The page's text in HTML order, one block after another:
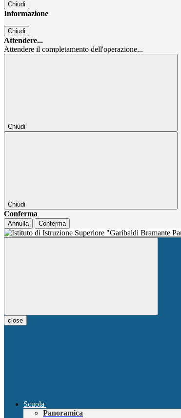
Chiudi
Informazione
Chiudi
Attendere...
Attendere il completamento dell'operazione...
Chiudi
Chiudi
Conferma
Annulla Conferma
close
Scuola
Panoramica